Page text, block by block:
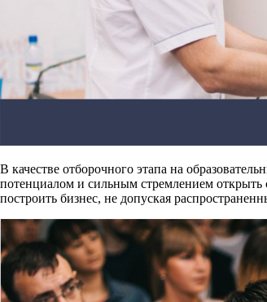
В качестве отборочного этапа на
потенциалом и сильным стремлением открыть
построить бизнес, не допуская